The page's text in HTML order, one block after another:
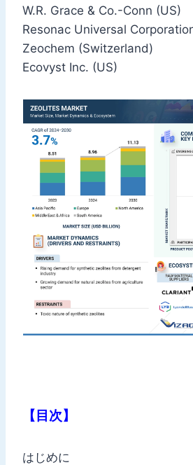
W.R. Grace & Co.-Conn (US)
Resonac Universal
Zeochem (Switzerland)
Ecovyst Inc. (US)
【目次】
はじめに